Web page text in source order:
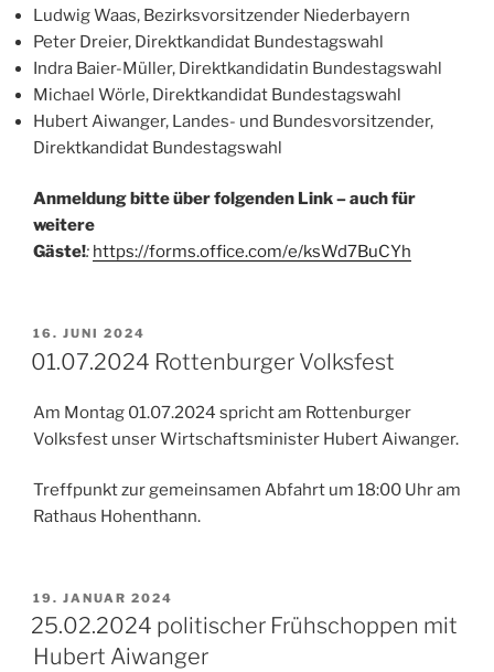
Ludwig Waas, Bezirksvorsitzender Niederbayern
Peter Dreier, Direktkandidat Bundestagswahl
Indra Baier-Müller, Direktkandidatin Bundestagswahl
Michael Wörle, Direktkandidat Bundestagswahl
Hubert Aiwanger, Landes- und Bundesvorsitzender,
Direktkandidat Bundestagswahl
Anmeldung bitte über folgenden Link – auch für
weitere
Gäste!: https://forms.office.com/e/ksWd7BuCYh
VERÖFFENTLICHT
AM
16. JUNI 2024
01.07.2024 Rottenburger Volksfest
Am Montag 01.07.2024 spricht am Rottenburger
Volksfest unser Wirtschaftsminister Hubert Aiwanger.
Treffpunkt zur gemeinsamen Abfahrt um 18:00 Uhr am
Rathaus Hohenthann.
VERÖFFENTLICHT
AM
19. JANUAR 2024
25.02.2024 politischer Frühschoppen mit
Hubert Aiwanger